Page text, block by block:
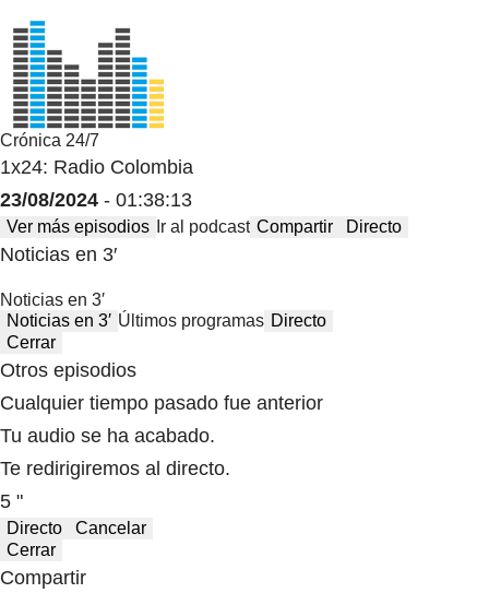
Crónica 24/7
1x24: Radio Colombia
23/08/2024 - 01:38:13
Ver más episodios Ir al podcast Compartir Directo
Noticias en 3′
Noticias en 3′
Noticias en 3′ Últimos programas Directo
Cerrar
Otros episodios
Cualquier tiempo pasado fue anterior
Tu audio se ha acabado.
Te redirigiremos al directo.
5 "
Directo
Cancelar
Cerrar
Compartir